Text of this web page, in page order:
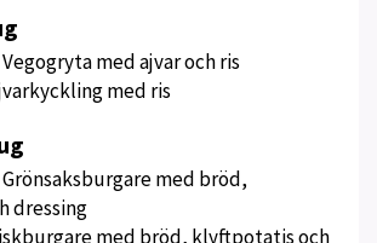
Vegogryta med ajvar och ris
med ris
Grönsaksburgare med bröd,
dressing
med bröd, klyftpotatis och